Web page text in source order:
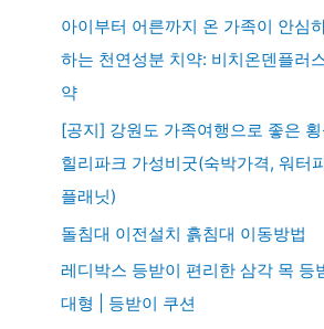
아이부터 어른까지 온 가족이 안심
하는 천연성분 치약: 비치온덴플러
약
[공지] 강원도 가족여행으로 좋은
힐리파크 가성비굿(숙박가격, 워터
플래닛)
돌침대 이전설치 흙침대 이동방법
레디박스 등받이 편리한 삼각 목 등
대형 | 등받이 쿠션